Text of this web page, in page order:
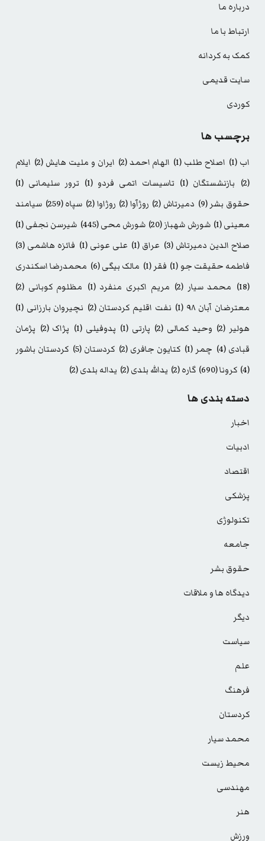
درباره ما
ارتباط با ما
کمک به کردانه
سایت قدیمی
کوردی
برچسب ها
اب (1) اصلاح طلب (1) الهام احمد(2) ایران و ملیت هایش (2)
ایلام
(2)
بازنشستگان (1) تاسیسات اتمی فردو (1) ترور سلیمانی (1)
حقوق بشر (9) دمیرتاش (2) روژآوا(2) روژاوا(2) سپاه(259)
سیامند
معینی(1) شورش شهباز(20) شورش محی(445) شیرسن نجفی(1)
صلاح الدین دمیرتاش (3) عراق (1) علی عونی (1) فائزه هاشمی (3)
فاطمه حقیقت جو (1) فقر (1) مالک بیگی(6)
محمدرضا اسکندری
(18)
محمد سیار (2) مریم اکبری منفرد (1) مظلوم کوبانی (2)
معترضان آبان ۹۸
(1) نفت اقلیم کردستان (2) نچیروان بارزانی (1)
هولیر (2) وحید کمالی (2) پارتی (1) پدوفیلی (1) پژاک (2)
پژمان
قبادی (4) چمر (1) کتایون جافری (2) کردستان (5)
کردستان باشور
(4)
کرونا(690) گاره(2) یدالله بلدی(2) یداله بلدی(2)
دسته بندی ها
اخبار
ادبیات
اقتصاد
پزشکی
تکنولوژی
جامعه
حقوق بشر
دیدگاه ها و ملاقات
دیگر
سیاست
علم
فرهنگ
کردستان
محمد سیار
محیط زیست
مهندسی
هنر
ورزش